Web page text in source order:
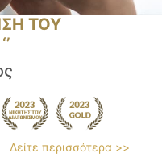
ΤΟΥ
Δείτε περισσότερα >>